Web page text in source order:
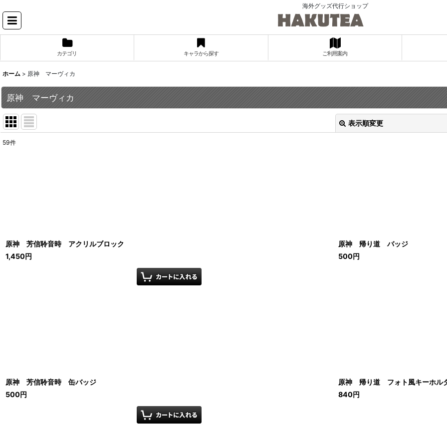
海外グッズ代行ショップ
カテゴリ キャラから探す ご利用案内
ホーム > 原神 マーヴィカ
原神 マーヴィカ
表示順変更
59件
原神 芳信聆音時 アクリルブロック
1,450円
原神 帰り道 バッジ
500円
原神 芳信聆音時 缶バッジ
500円
原神 帰り道 フォト風キーホル
840円